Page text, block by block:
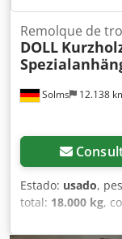
Solms 12.138
Remolque de
DOLL
Estado: usado,
total: 18.000 kg,